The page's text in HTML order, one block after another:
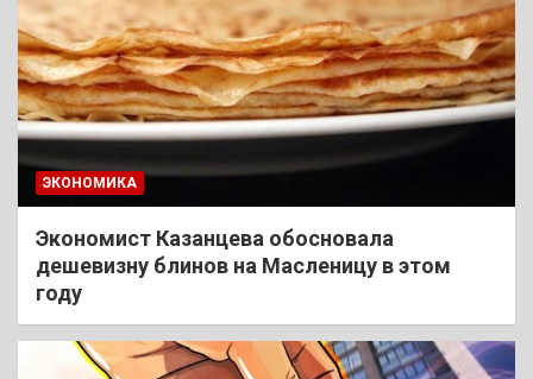
ЭКОНОМИКА
Экономист Казанцева обосновала
дешевизну блинов на Масленицу в этом
году